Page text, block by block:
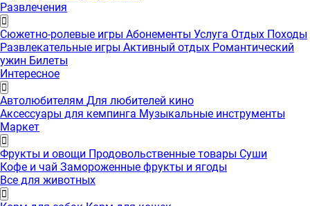
Развлечения
Сюжетно-ролевые игры Абонементы Услуга Отдых Походы
Развлекательные игры Активный отдых Романтический
ужин Билеты
Интересноe
Автолюбителям Для любителей кино
Аксессуары для кемпинга Музыкальные инструменты
Маркет
Фрукты и овощи Продовольственные товары Суши
Кофе и чай Замороженные фрукты и ягоды
Все для животных